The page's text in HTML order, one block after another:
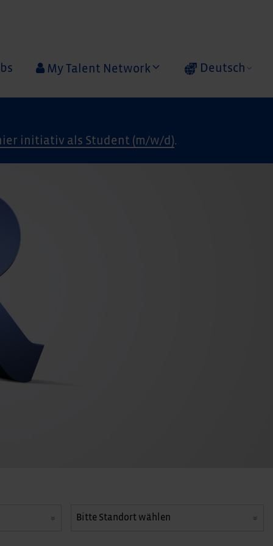
My Talent Network Deutsch
initiativ als Student (m/w/d).